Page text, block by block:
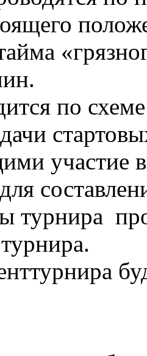
по
участие в
турнира